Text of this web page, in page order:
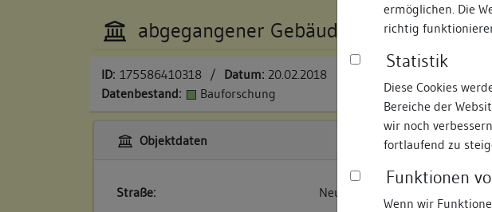
ermöglichen. Die
richtig
Statistik
Diese Cookies
Bereiche der
wir noch
fortlaufend zu
Funktionen
Wenn wir
abgegangener Gebäudekomplex (A 186
ID: 175586410318 / Datum: 20.02.2018
Datenbestand:
Bauforschung
Objektdaten
Straße:
Neue Straße